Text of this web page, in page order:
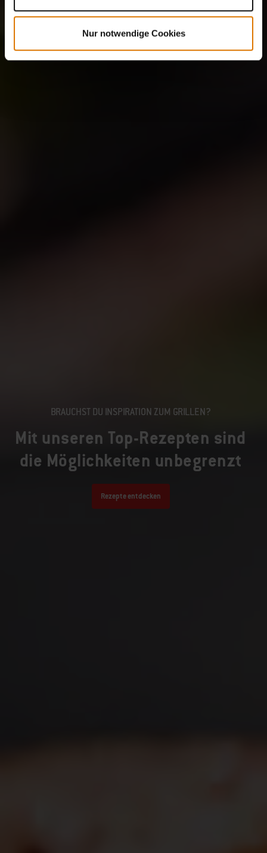
Nur notwendige Cookies
BRAUCHST DU INSPIRATION ZUM GRILLEN?
Mit unseren Top-Rezepten sind
die Möglichkeiten unbegrenzt
Rezepte entdecken